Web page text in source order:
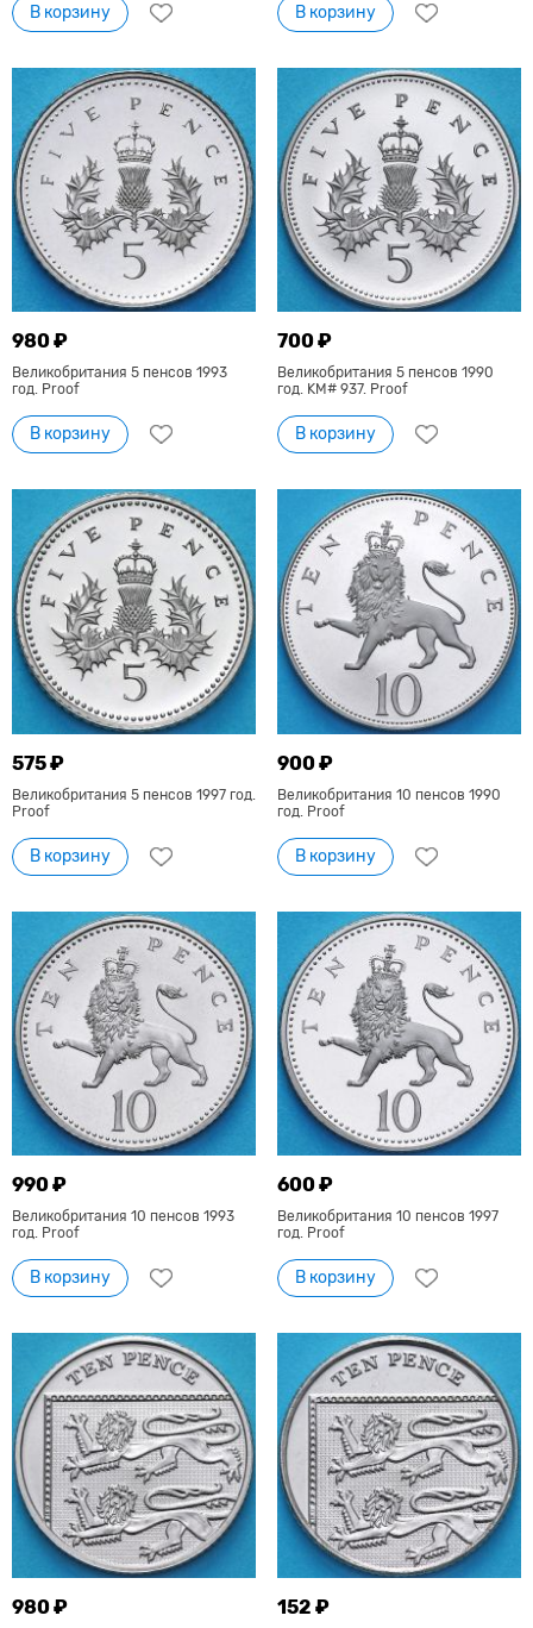
В корзину В корзину
980 ₽
Великобритания 5 пенсов 1993
год. Proof
В корзину
700 ₽
Великобритания 5 пенсов 1990
год. KM# 937. Proof
В корзину
575 ₽
Великобритания 5 пенсов 1997 год.
Proof
В корзину
900 ₽
Великобритания 10 пенсов 1990
год. Proof
В корзину
990 ₽
Великобритания 10 пенсов 1993
год. Proof
В корзину
600 ₽
Великобритания 10 пенсов 1997
год. Proof
В корзину
980 ₽ 152 ₽